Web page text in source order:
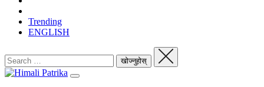
Trending
ENGLISH